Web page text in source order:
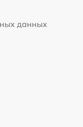
данных